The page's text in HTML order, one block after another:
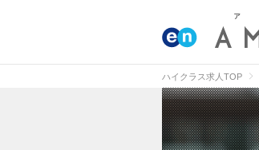
ハイクラス求人TOP